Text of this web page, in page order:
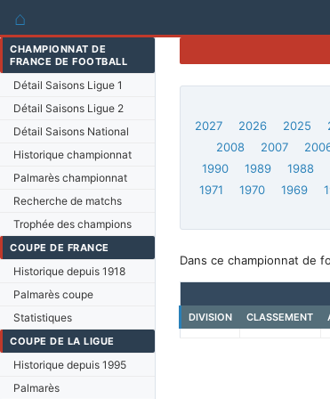
⌂
CHAMPIONNAT DE
FRANCE DE FOOTBALL
Détail Saisons Ligue 1
Détail Saisons Ligue 2
Détail Saisons National
Historique championnat
Palmarès championnat
Recherche de matchs
Trophée des champions
COUPE DE FRANCE
Historique depuis 1918
Palmarès coupe
Statistiques
COUPE DE LA LIGUE
Historique depuis 1995
Palmarès
2027
2026 2025
2008
2007
1990
1989 1988
1971
1970 1969
Dans ce championnat de
DIVISION
CLASSEMENT